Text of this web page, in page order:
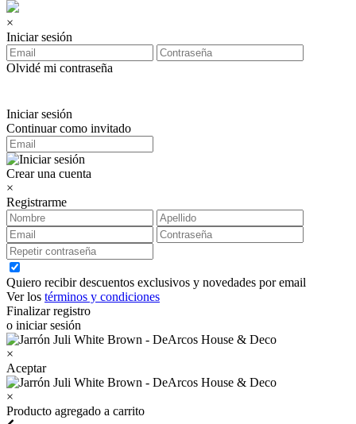
×
Iniciar sesión
Olvidé mi contraseña
Iniciar sesión
Continuar como invitado
Crear una cuenta
×
Registrarme
Quiero recibir descuentos exclusivos y novedades por email
Ver los términos y condiciones
Finalizar registro
o iniciar sesión
×
Aceptar
×
Producto agregado a carrito